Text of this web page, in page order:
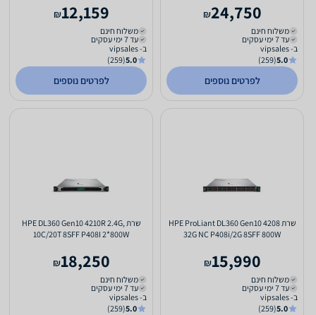
24,750
₪
משלוח חינם
עד 7 ימי עסקים
ב- vipsales
5.0
(259)
לפרטים נוספים
12,159
₪
משלוח חינם
עד 7 ימי עסקים
ב- vipsales
5.0
(259)
לפרטים נוספים
שרת HPE ProLiant DL360 Gen10 4208
32G NC P408i/2G 8SFF 800W
15,990
₪
משלוח חינם
עד 7 ימי עסקים
ב- vipsales
5.0
(259)
שרת HPE DL360 Gen10 4210R 2.4G,
10C/20T 8SFF P408I 2*800W
18,250
₪
משלוח חינם
עד 7 ימי עסקים
ב- vipsales
5.0
(259)